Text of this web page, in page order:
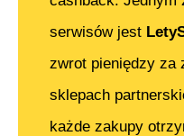
serwisów jest
zwrot pieniędzy za
sklepach
każde zakupy